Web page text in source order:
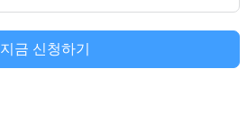
지금 신청하기